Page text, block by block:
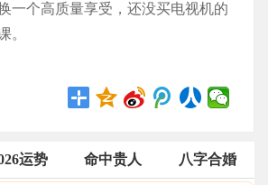
一个高质量享受，还没买电视机的
。
运势 命中贵人 八字合婚